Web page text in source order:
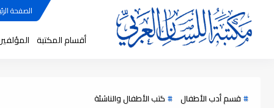
الصفحة
أقسام المكتبة
قسم أدب الأطفال كتب الأطفال والناشئة